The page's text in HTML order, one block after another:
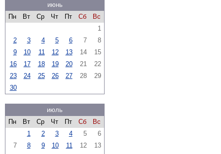
июнь
Пн
Вт Ср Чт Пт Сб
Вс
1
2
3 4 5 6 7
8
9
10 11 12 13 14
15
16
17 18 19 20 21
22
23
24 25 26 27 28
29
30
июль
Пн
Вт Ср Чт Пт Сб
Вс
1
2 3 4 5
6
7
8 9 10 11 12
13